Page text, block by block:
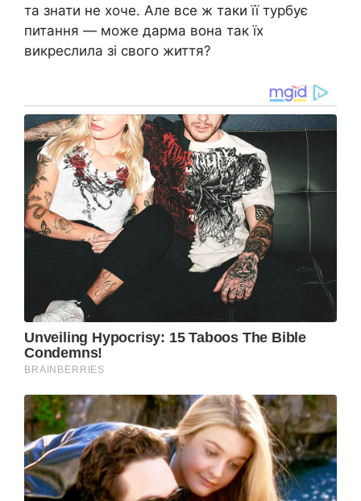
та знати не хоче. Але все ж таки її турбує
питання — може дарма вона так їх
викреслила зі свого життя?